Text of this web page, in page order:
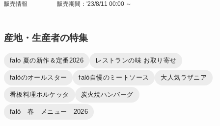
販売情報 販売期間：'23/8/11 00:00 ～
産地・生産者の特集
falo 夏の新作＆定番2026 レストランの味 お取り寄せ
falòのオールスター falò自慢のミートソース 大人気ラザニア
看板料理ポルケッタ 炭火焼ハンバーグ
falò 春 メニュー 2026